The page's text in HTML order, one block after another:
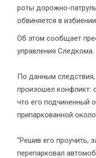
роты дорожно-
обвиняется в
Об этом сообщает
управления Следкома.
По данным
произошел конфликт:
что его подчиненный
припаркованной
"Решив его проучить,
перепарковал